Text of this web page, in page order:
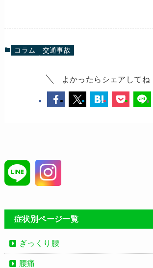
コラム 交通事故
よかったらシェアしてね
症状別ページ一覧
ぎっくり腰
腰痛